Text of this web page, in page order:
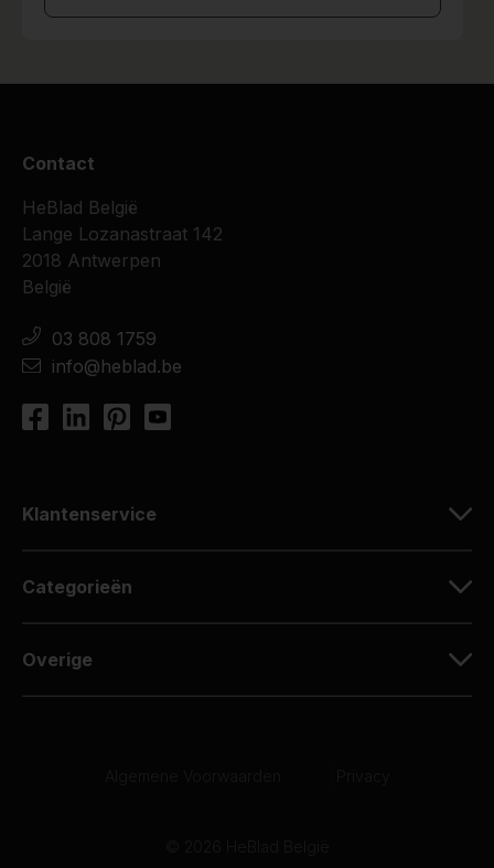
Contact
HeBlad België
Lange Lozanastraat 142
2018 Antwerpen
België
03 808 1759
info@heblad.be
Klantenservice
Categorieën
Overige